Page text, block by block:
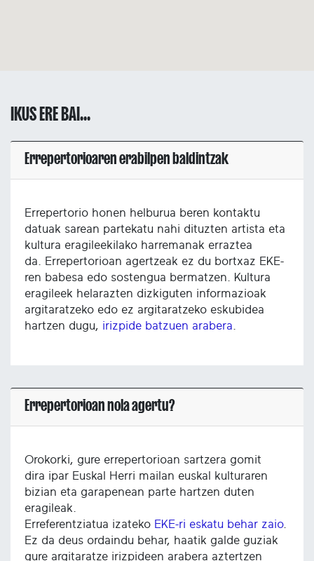
IKUS ERE BAI...
Errepertorioaren erabilpen baldintzak
Errepertorio honen helburua beren kontaktu
datuak sarean partekatu nahi dituzten artista eta
kultura eragileekilako harremanak erraztea
da. Errepertorioan agertzeak ez du bortxaz EKE-
ren babesa edo sostengua bermatzen. Kultura
eragileek helarazten dizkiguten informazioak
argitaratzeko edo ez argitaratzeko eskubidea
hartzen dugu, irizpide batzuen arabera
Errepertorioan nola agertu?
Orokorki, gure errepertorioan sartzera gomit
dira ipar Euskal Herri mailan euskal kulturaren
bizian eta garapenean parte hartzen duten
eragileak.
Erreferentziatua izateko EKE-ri eskatu behar zaio.
Ez da deus ordaindu behar, haatik galde guziak
gure argitaratze irizpideen arabera aztertzen